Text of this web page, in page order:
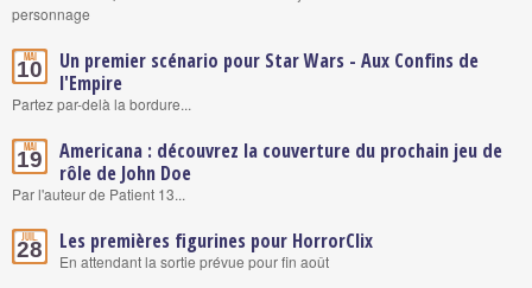
personnage
Mai
10
Un premier scénario pour Star Wars - Aux Confins de
l'Empire
Partez par-delà la bordure...
Mai
19
Americana : découvrez la couverture du prochain jeu de
rôle de John Doe
Par l'auteur de Patient 13...
Juil.
28 Les premières figurines pour HorrorClix
En attendant la sortie prévue pour fin août